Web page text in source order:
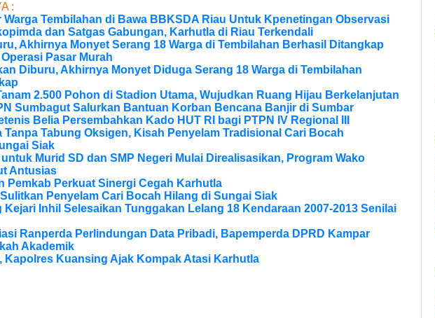
:
Warga Tembilahan di Bawa BBKSDA Riau Untuk Kpenetingan Observasi
dan Satgas Gabungan, Karhutla di Riau Terkendali
Akhirnya Monyet Serang 18 Warga di Tembilahan Berhasil Ditangkap
Pasar Murah
Diburu, Akhirnya Monyet Diduga Serang 18 Warga di Tembilahan
2.500 Pohon di Stadion Utama, Wujudkan Ruang Hijau Berkelanjutan
Sumbagut Salurkan Bantuan Korban Bencana Banjir di Sumbar
Belia Persembahkan Kado HUT RI bagi PTPN IV Regional III
Tanpa Tabung Oksigen, Kisah Penyelam Tradisional Cari Bocah
Siak
Murid SD dan SMP Negeri Mulai Direalisasikan, Program Wako
Antusias
Pemkab Perkuat Sinergi Cegah Karhutla
Penyelam Cari Bocah Hilang di Sungai Siak
Kejari Inhil Selesaikan Tunggakan Lelang 18 Kendaraan 2007-2013 Senilai
Ranperda Perlindungan Data Pribadi, Bapemperda DPRD Kampar
Akademik
Kapolres Kuansing Ajak Kompak Atasi Karhutla